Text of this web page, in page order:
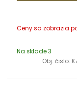
Na sklade 3
Obj. čislo: